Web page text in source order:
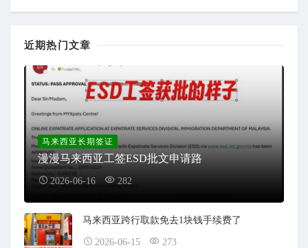
近期热门文章
马来西亚长期签证
漫漫马来西亚工签ESD批文申请路
2026-06-16 282
马来西亚跨行取款免去1块钱手续费了
2026-06-15 273